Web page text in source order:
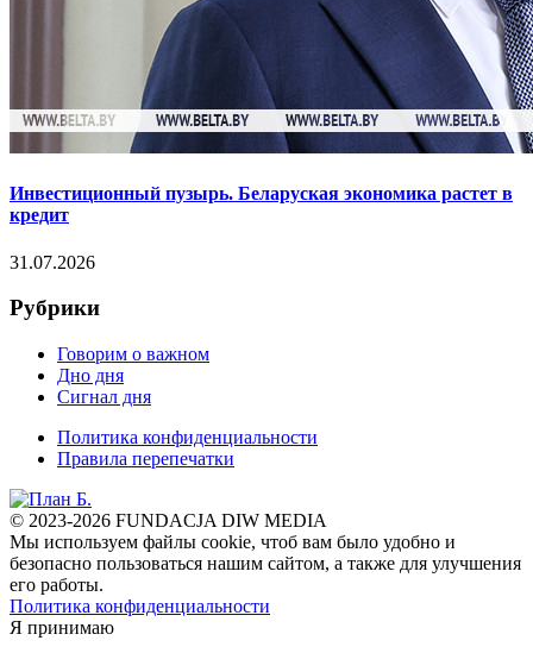
Инвестиционный пузырь. Беларуская экономика растет в
кредит
31.07.2026
Рубрики
Говорим о важном
Дно дня
Сигнал дня
Политика конфиденциальности
Правила перепечатки
© 2023-2026 FUNDACJA DIW MEDIA
Мы используем файлы cookie, чтоб вам было удобно и
безопасно пользоваться нашим сайтом, а также для улучшения
его работы.
Политика конфиденциальности
Я принимаю